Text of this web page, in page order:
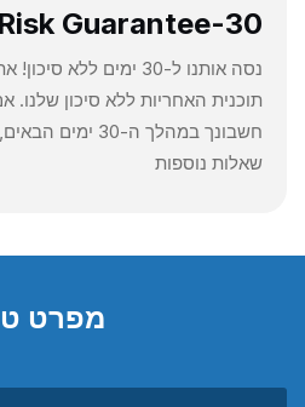
30-Days No-Risk Guarantee.
נסה אותנו ל-30 ימים ללא
תוכנית האחריות ללא סיכון
חשבונך במהלך ה-
שאלות נוספות
מפרט